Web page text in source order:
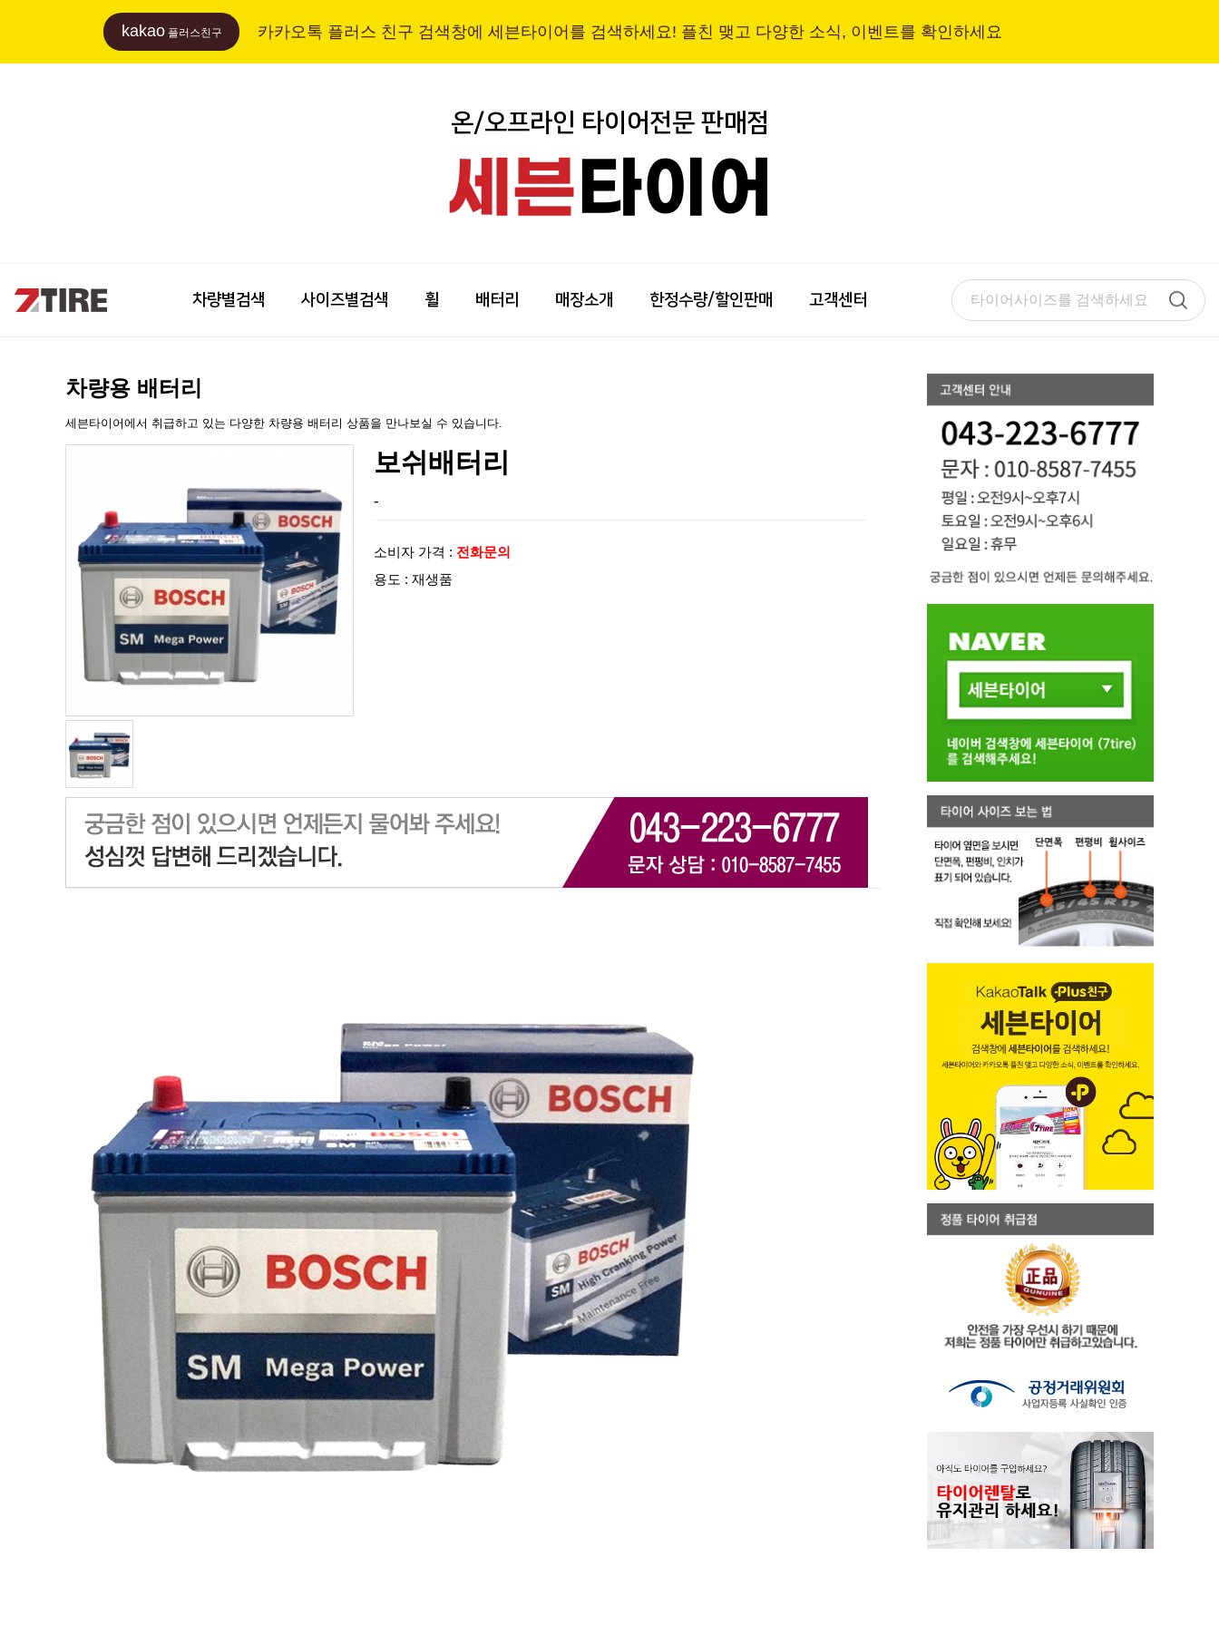
kakao플러스친구 카카오톡 플러스 친구 검색창에 세븐타이어를 검색하세요! 플친 맺고 다양한 소식, 이벤트를 확인하세요
온/오프라인 타이어전문 판매점
세븐타이어
차량별검색 사이즈별검색 휠 배터리 매장소개 한정수량/할인판매 고객센터
차량용 배터리
세븐타이어에서 취급하고 있는 다양한 차량용 배터리 상품을 만나보실 수 있습니다.
보쉬배터리
-
소비자 가격 : 전화문의
용도 : 재생품